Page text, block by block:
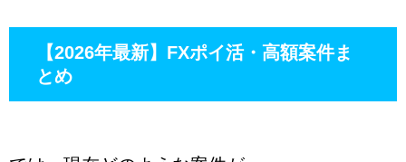
【2026年最新】FXポイ活・高額案件ま
とめ